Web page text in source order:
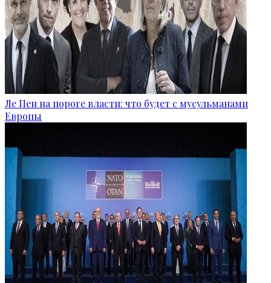
Ле Пен на пороге власти: что будет с мусульманами
Европы